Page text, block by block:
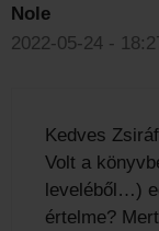
Nole
2022-05-24 -
Kedves
Volt a
leveléből…)
értelme?